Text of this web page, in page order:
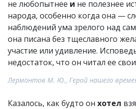
не любопытнее и не полезнее
народа, особенно когда она —
наблюдений ума зрелого над
она писана без тщеславного
участие или удивление.
недостаток, что он читал ее
Лермонтов М. Ю., Герой нашего
Казалось, как будто он хотел